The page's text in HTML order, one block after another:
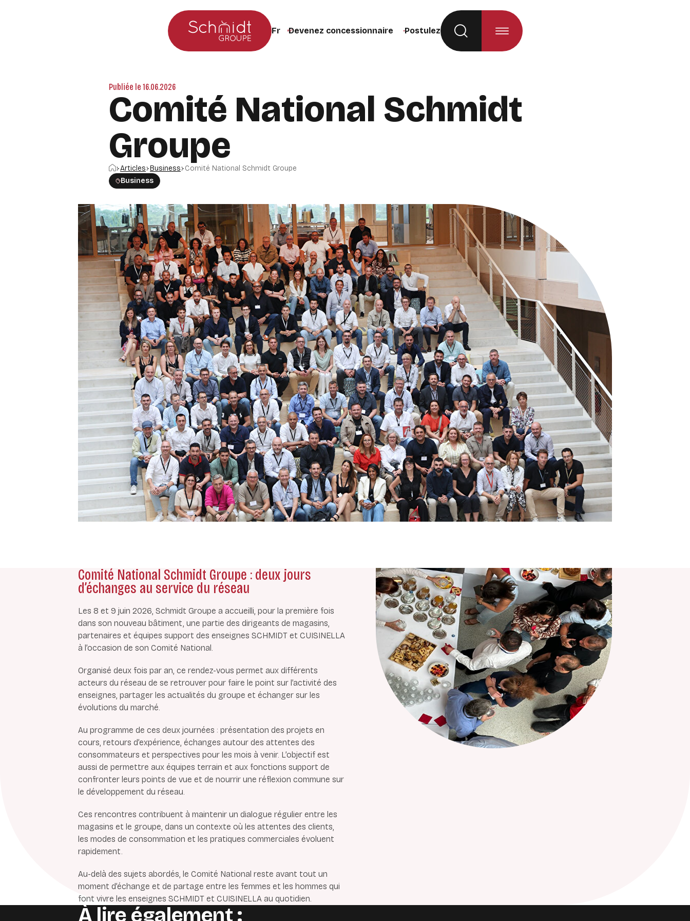
Changer la langue du site (recharge la page lors de la sélection)
Devenez concessionnaire Postulez
Publiée le 16.06.2026
Comité National Schmidt
Groupe
Accueil
Articles Business Comité National Schmidt Groupe
Business
Comité National Schmidt Groupe : deux jours
d’échanges au service du réseau
Les 8 et 9 juin 2026, Schmidt Groupe a accueilli, pour la première fois
dans son nouveau bâtiment, une partie des dirigeants de magasins,
partenaires et équipes support des enseignes SCHMIDT et CUISINELLA
à l’occasion de son Comité National.
Organisé deux fois par an, ce rendez-vous permet aux différents
acteurs du réseau de se retrouver pour faire le point sur l’activité des
enseignes, partager les actualités du groupe et échanger sur les
évolutions du marché.
Au programme de ces deux journées : présentation des projets en
cours, retours d’expérience, échanges autour des attentes des
consommateurs et perspectives pour les mois à venir. L’objectif est
aussi de permettre aux équipes terrain et aux fonctions support de
confronter leurs points de vue et de nourrir une réflexion commune sur
le développement du réseau.
Ces rencontres contribuent à maintenir un dialogue régulier entre les
magasins et le groupe, dans un contexte où les attentes des clients,
les modes de consommation et les pratiques commerciales évoluent
rapidement.
Au-delà des sujets abordés, le Comité National reste avant tout un
moment d’échange et de partage entre les femmes et les hommes qui
font vivre les enseignes SCHMIDT et CUISINELLA au quotidien.
À lire également :